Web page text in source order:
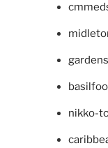
nikko-